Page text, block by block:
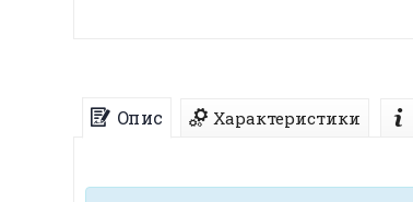
Опис Характеристики